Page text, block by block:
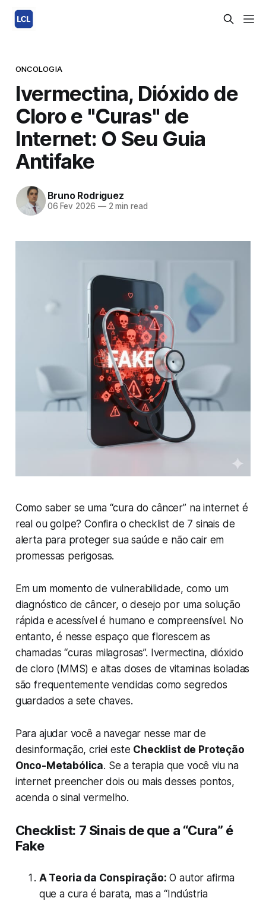
ONCOLOGIA
Ivermectina, Dióxido de
Cloro e "Curas" de
Internet: O Seu Guia
Antifake
Bruno Rodriguez
06 Fev 2026 —2 min read
Como saber se uma “cura do câncer” na internet é
real ou golpe? Confira o checklist de 7 sinais de
alerta para proteger sua saúde e não cair em
promessas perigosas.
Em um momento de vulnerabilidade, como um
diagnóstico de câncer, o desejo por uma solução
rápida e acessível é humano e compreensível. No
entanto, é nesse espaço que florescem as
chamadas “curas milagrosas”. Ivermectina, dióxido
de cloro (MMS) e altas doses de vitaminas isoladas
são frequentemente vendidas como segredos
guardados a sete chaves.
Para ajudar você a navegar nesse mar de
desinformação, criei este Checklist de Proteção
Onco-Metabólica. Se a terapia que você viu na
internet preencher dois ou mais desses pontos,
acenda o sinal vermelho.
Checklist: 7 Sinais de que a “Cura” é
Fake
A Teoria da Conspiração: O autor afirma
que a cura é barata, mas a “Indústria